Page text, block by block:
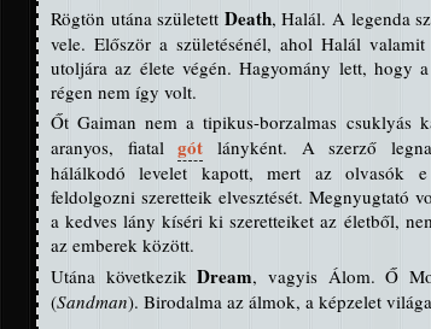
Rögtön utána született Death, Halál. A legenda
vele. Először a születésénél, ahol Halál
utoljára az élete végén. Hagyomány lett, hogy
régen nem így volt.
Őt Gaiman nem a tipikus-borzalmas csuklyás
aranyos, fiatalgót lányként. A szerző
hálálkodó levelet kapott, mert az olvasók e
feldolgozni szeretteik elvesztését. Megnyugtató
a kedves lány kíséri ki szeretteiket az életből,
az emberek között.
Utána következikDream, vagyis Álom. Ő
(Sandman). Birodalma az álmok, a képzelet